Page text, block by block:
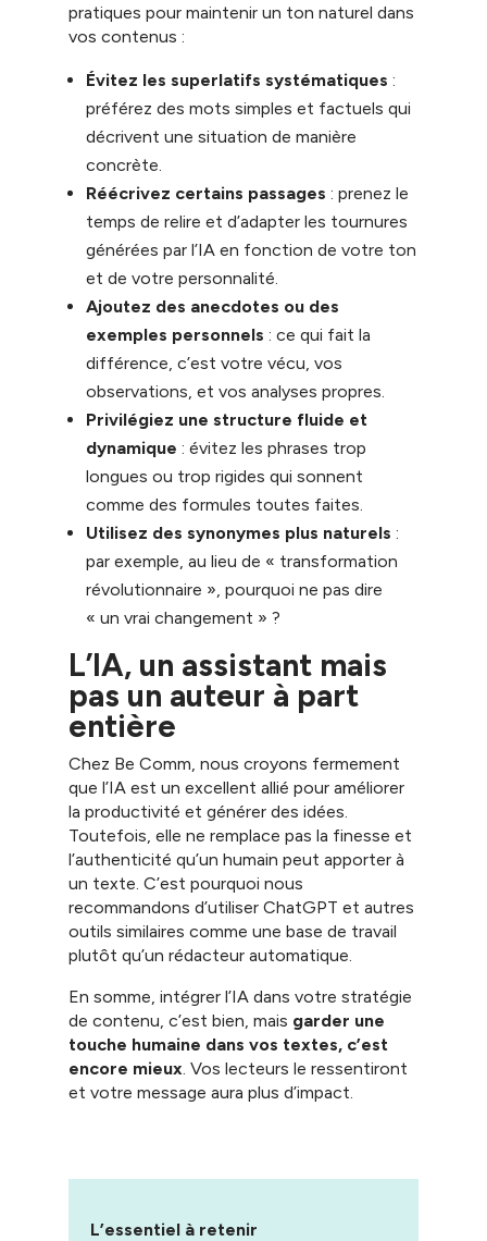
pratiques pour maintenir un ton naturel dans
vos contenus :
Évitez les superlatifs systématiques :
préférez des mots simples et factuels qui
décrivent une situation de manière
concrète.
Réécrivez certains passages : prenez le
temps de relire et d’adapter les tournures
générées par l’IA en fonction de votre ton
et de votre personnalité.
Ajoutez des anecdotes ou des
exemples personnels : ce qui fait la
différence, c’est votre vécu, vos
observations, et vos analyses propres.
Privilégiez une structure fluide et
dynamique : évitez les phrases trop
longues ou trop rigides qui sonnent
comme des formules toutes faites.
Utilisez des synonymes plus naturels :
par exemple, au lieu de « transformation
révolutionnaire », pourquoi ne pas dire
« un vrai changement » ?
L’IA, un assistant mais
pas un auteur à part
entière
Chez Be Comm, nous croyons fermement
que l’IA est un excellent allié pour améliorer
la productivité et générer des idées.
Toutefois, elle ne remplace pas la finesse et
l’authenticité qu’un humain peut apporter à
un texte. C’est pourquoi nous
recommandons d’utiliser ChatGPT et autres
outils similaires comme une base de travail
plutôt qu’un rédacteur automatique.
En somme, intégrer l’IA dans votre stratégie
de contenu, c’est bien, mais garder une
touche humaine dans vos textes, c’est
encore mieux . Vos lecteurs le ressentiront
et votre message aura plus d’impact.
L’essentiel à retenir